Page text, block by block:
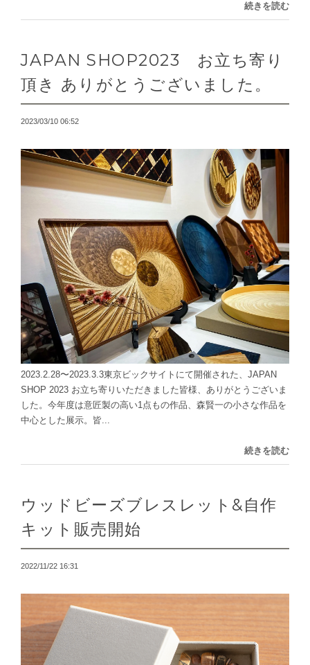
続きを読む
JAPAN SHOP2023 お立ち寄り
頂き ありがとうございました。
2023/03/10 06:52
2023.2.28〜2023.3.3東京ビックサイトにて開催された、JAPAN
SHOP 2023 お立ち寄りいただきました皆様、ありがとうございま
した。今年度は意匠製の高い1点もの作品、森賢一の小さな作品を
中心とした展示。皆...
続きを読む
ウッドビーズブレスレット&自作
キット販売開始
2022/11/22 16:31